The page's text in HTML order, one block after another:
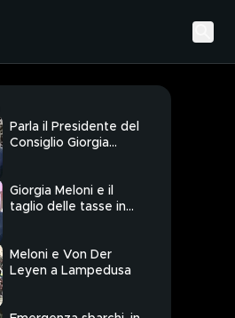
Parla il Presidente del
Consiglio Giorgia
Giorgia Meloni e il
taglio delle tasse in
Meloni e Von Der
Leyen a Lampedusa